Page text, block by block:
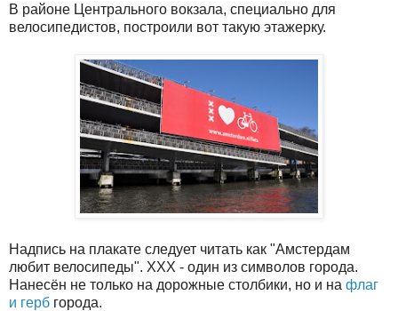
В районе Центрального вокзала, специально для
велосипедистов, построили вот такую этажерку.
Надпись на плакате следует читать как "Амстердам
любит велосипеды". ХХХ - один из символов города.
Нанесён не только на дорожные столбики, но и на флаг
и герб города.